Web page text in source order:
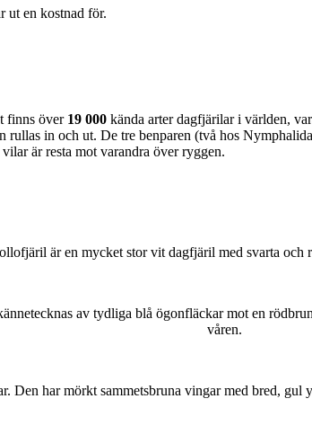
ut en kostnad för.
finns över 19 000 kända arter dagfjärilar i världen,
rullas in och ut. De tre benparen (två hos
är resta mot varandra över ryggen.
är en mycket stor vit dagfjäril med svarta och
av tydliga blå ögonfläckar mot en
våren.
Den har mörkt sammetsbruna vingar med bred,